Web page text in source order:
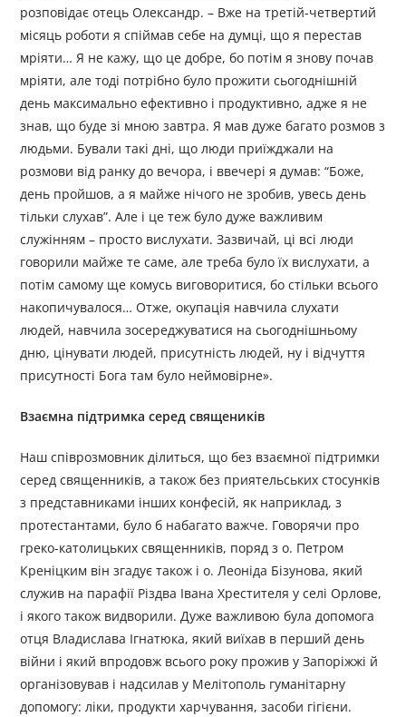
розповідає отець Олександр. – Вже на третій-четвертий
місяць роботи я спіймав себе на думці, що я перестав
мріяти… Я не кажу, що це добре, бо потім я знову почав
мріяти, але тоді потрібно було прожити сьогоднішній
день максимально ефективно і продуктивно, адже я не
знав, що буде зі мною завтра. Я мав дуже багато розмов з
людьми. Бували такі дні, що люди приїжджали на
розмови від ранку до вечора, і ввечері я думав: “Боже,
день пройшов, а я майже нічого не зробив, увесь день
тільки слухав”. Але і це теж було дуже важливим
служінням – просто вислухати. Зазвичай, ці всі люди
говорили майже те саме, але треба було їх вислухати, а
потім самому ще комусь виговоритися, бо стільки всього
накопичувалося… Отже, окупація навчила слухати
людей, навчила зосереджуватися на сьогоднішньому
дню, цінувати людей, присутність людей, ну і відчуття
присутності Бога там було неймовірне».
Взаємна підтримка серед священиків
Наш співрозмовник ділиться, що без взаємної підтримки
серед священників, а також без приятельських стосунків
з представниками інших конфесій, як наприклад, з
протестантами, було б набагато важче. Говорячи про
греко-католицьких священників, поряд з о. Петром
Креніцким він згадує також і о. Леоніда Бізунова, який
служив на парафії Різдва Івана Хрестителя у селі Орлове,
і якого також видворили. Дуже важливою була допомога
отця Владислава Ігнатюка, який виїхав в перший день
війни і який впродовж всього року прожив у Запоріжжі й
організовував і надсилав у Мелітополь гуманітарну
допомогу: ліки, продукти харчування, засоби гігієни.